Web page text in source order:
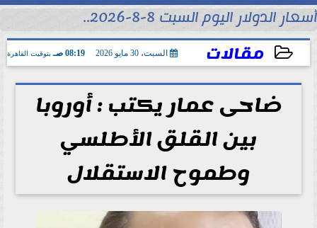
أسعار الدولار اليوم السبت 8-8-2026..
مقالات السبت، 30 مايو 2026 08:19 صـ بتوقيت القاهرة
2026-05-30 08:19:13
ضاحى عمار يكتب : أوروبا
بين القلق الأطلسي
وطموح الاستقلال